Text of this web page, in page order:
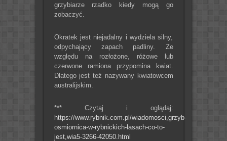
grzybiarze rzadko kiedy mogą go
zobaczyć.
Okratek jest niejadalny i wydziela silny,
odpychający zapach padliny. Ze
względu na rozłożone, różowe lub
czerwone ramiona przypomina kwiat.
Dlatego jest też nazywany kwiatowcem
australijskim.
*** Czytaj i oglądaj:
https://www.rybnik.com.pl/wiadomosci,grzyb-
osmiornica-w-rybnickich-lasach-co-to-
jest,wia5-3266-42050.html